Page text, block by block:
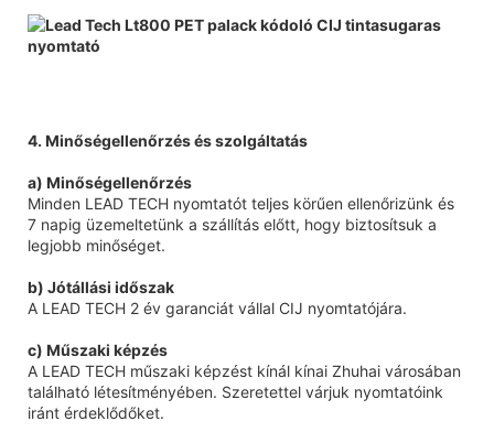
4. Minőségellenőrzés és szolgáltatás
a) Minőségellenőrzés
Minden LEAD TECH nyomtatót teljes körűen ellenőrizünk és
7 napig üzemeltetünk a szállítás előtt, hogy biztosítsuk a
legjobb minőséget.
b) Jótállási időszak
A LEAD TECH 2 év garanciát vállal CIJ nyomtatójára.
c) Műszaki képzés
A LEAD TECH műszaki képzést kínál kínai Zhuhai városában
található létesítményében. Szeretettel várjuk nyomtatóink
iránt érdeklődőket.